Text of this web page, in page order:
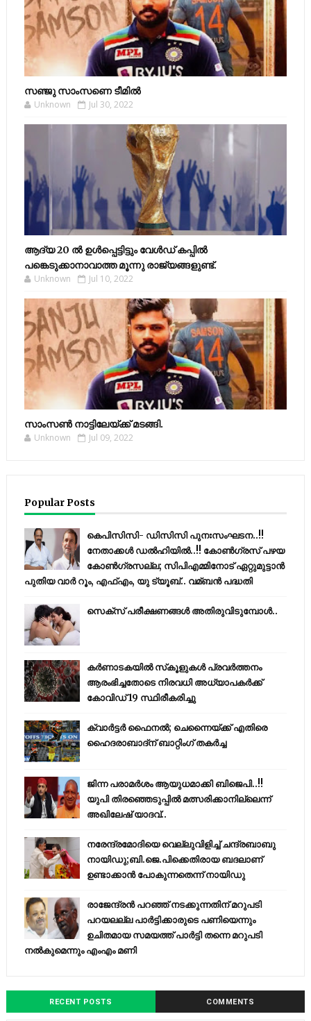
സഞ്ജു സാംസണെ ടീമില്‍
Unknown Jul 30, 2022
ആദ്യ 20 ല്‍ ഉള്‍പ്പെട്ടിട്ടും വേള്‍ഡ് കപ്പില്‍
പങ്കെടുക്കാനാവാത്ത മൂന്നു രാജ്യങ്ങളുണ്ട്.
Unknown Jul 10, 2022
സാംസണ്‍ നാട്ടിലേയ്‌ക്ക് മടങ്ങി.
Unknown Jul 09, 2022
Popular Posts
കെപിസിസി- ഡിസിസി പുനഃസംഘടന..!!
നേതാക്കൾ ഡൽഹിയിൽ..!! കോണ്‍ഗ്രസ് പഴയ
കോണ്‍ഗ്രസല്ല; സിപിഎമ്മിനോട് ഏറ്റുമുട്ടാന്‍
പുതിയ വാര്‍ റൂം, എഫ്‌എം, യു ട്യൂബ്.. വമ്ബന്‍ പദ്ധതി
സെക്സ് പരീക്ഷണങ്ങൾ അതിരുവിടുമ്പോൾ..
കര്‍ണാടകയില്‍ സ്‌കൂളുകള്‍ പ്രവര്‍ത്തനം
ആരംഭിച്ചതോടെ നിരവധി അധ്യാപകര്‍ക്ക്
കോവിഡ് 19 സ്ഥിരീകരിച്ചു
ക്വാർട്ടർ ഫൈനൽ; ചെന്നൈയ്ക്ക് എതിരെ
ഹൈദരാബാദ്ന് ബാറ്റിംഗ് തകർച്ച
ജിന്ന പരാമര്‍ശം ആയുധമാക്കി ബിജെപി..!!
യുപി തിരഞ്ഞെടുപ്പില്‍ മത്സരിക്കാനില്ലെന്ന്
അഖിലേഷ് യാദവ്..
നരേന്ദ്രമോദിയെ വെല്ലുവിളിച്ച് ചന്ദ്രബാബു
നായിഡു;ബി.ജെ.പിക്കെതിരായ ബദലാണ്
ഉണ്ടാക്കാന്‍ പോകുന്നതെന്ന് നായിഡു
രാജേന്ദ്രന്‍ പറഞ്ഞ് നടക്കുന്നതിന് മറുപടി
പറയലല്ല പാര്‍ട്ടിക്കാരുടെ പണിയെന്നും
ഉചിതമായ സമയത്ത് പാര്‍ട്ടി തന്നെ മറുപടി
നല്‍കുമെന്നും എംഎം മണി
RECENT POSTS COMMENTS